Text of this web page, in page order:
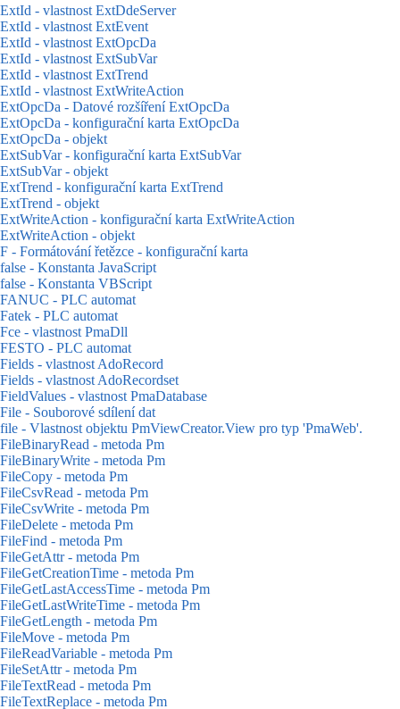
ExtId - vlastnost ExtDdeServer
ExtId - vlastnost ExtEvent
ExtId - vlastnost ExtOpcDa
ExtId - vlastnost ExtSubVar
ExtId - vlastnost ExtTrend
ExtId - vlastnost ExtWriteAction
ExtOpcDa - Datové rozšíření ExtOpcDa
ExtOpcDa - konfigurační karta ExtOpcDa
ExtOpcDa - objekt
ExtSubVar - konfigurační karta ExtSubVar
ExtSubVar - objekt
ExtTrend - konfigurační karta ExtTrend
ExtTrend - objekt
ExtWriteAction - konfigurační karta ExtWriteAction
ExtWriteAction - objekt
F - Formátování řetězce - konfigurační karta
false - Konstanta JavaScript
false - Konstanta VBScript
FANUC - PLC automat
Fatek - PLC automat
Fce - vlastnost PmaDll
FESTO - PLC automat
Fields - vlastnost AdoRecord
Fields - vlastnost AdoRecordset
FieldValues - vlastnost PmaDatabase
File - Souborové sdílení dat
file - Vlastnost objektu PmViewCreator.View pro typ 'PmaWeb'.
FileBinaryRead - metoda Pm
FileBinaryWrite - metoda Pm
FileCopy - metoda Pm
FileCsvRead - metoda Pm
FileCsvWrite - metoda Pm
FileDelete - metoda Pm
FileFind - metoda Pm
FileGetAttr - metoda Pm
FileGetCreationTime - metoda Pm
FileGetLastAccessTime - metoda Pm
FileGetLastWriteTime - metoda Pm
FileGetLength - metoda Pm
FileMove - metoda Pm
FileReadVariable - metoda Pm
FileSetAttr - metoda Pm
FileTextRead - metoda Pm
FileTextReplace - metoda Pm